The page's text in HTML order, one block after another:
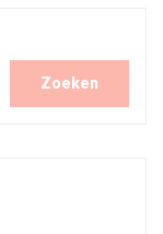
Zoeken